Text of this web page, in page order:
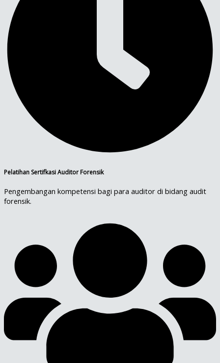
Pelatihan Sertifkasi Auditor Forensik
Pengembangan kompetensi bagi para auditor di bidang audit
forensik.